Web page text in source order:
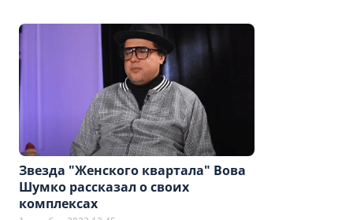
Звезда "Женского квартала" Вова
Шумко рассказал о своих
комплексах